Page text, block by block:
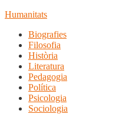
Humanitats
Biografies
Filosofia
Història
Literatura
Pedagogia
Política
Psicologia
Sociologia